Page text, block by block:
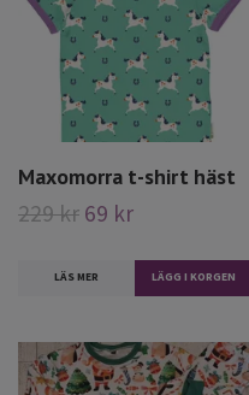
Maxomorra t-shirt häst
229 kr 69 kr
LÄS MER LÄGG I KORGEN